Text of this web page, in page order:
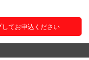
てお申込ください